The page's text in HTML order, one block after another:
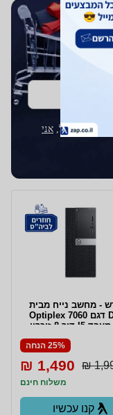
הדוא"ל, אני
- מחשב נייח מבית
DELL דגם Optiplex 7060
כולל מעבד I5 דור 8 זיכרון
24GB DDR4 דיסק קשיח
480GB SSD ומערכת הפעלה
25% הנחה
1,490 ₪
משלוח חינם
קנו עכשיו